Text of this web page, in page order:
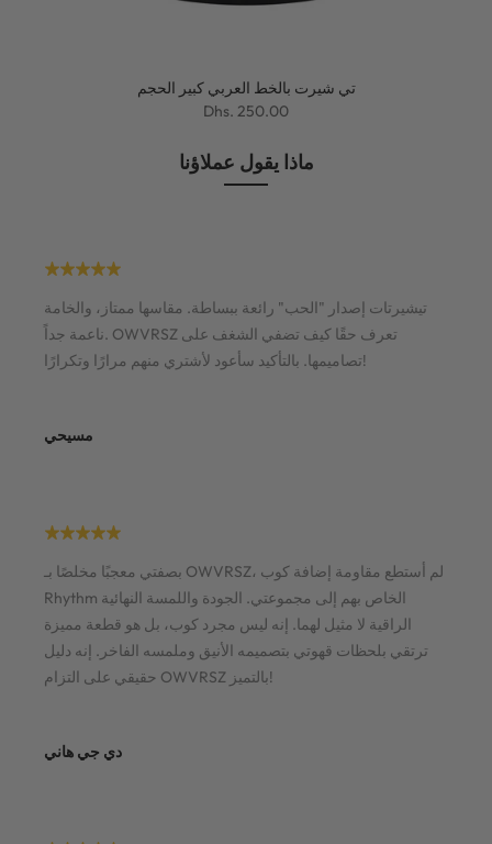
تي شيرت بالخط العربي كبير الحجم
Dhs. 250.00
ماذا يقول عملاؤنا
تيشيرتات إصدار "الحب" رائعة ببساطة. مقاسها ممتاز، والخامة
ناعمة جداً. OWVRSZ تعرف حقًا كيف تضفي الشغف على
تصاميمها. بالتأكيد سأعود لأشتري منهم مرارًا وتكرارًا!
مسيحي
بصفتي معجبًا مخلصًا بـ OWVRSZ، لم أستطع مقاومة إضافة كوب
Rhythm الخاص بهم إلى مجموعتي. الجودة واللمسة النهائية
الراقية لا مثيل لهما. إنه ليس مجرد كوب، بل هو قطعة مميزة
ترتقي بلحظات قهوتي بتصميمه الأنيق وملمسه الفاخر. إنه دليل
حقيقي على التزام OWVRSZ بالتميز!
دي جي هاني